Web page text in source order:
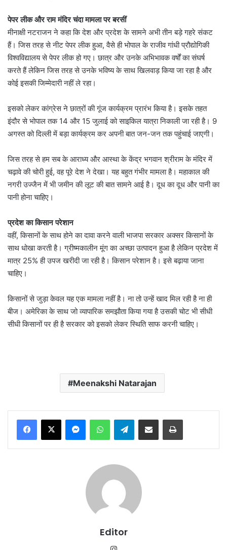
पेपर लीक और राम मंदिर चंदा मामला पर बरसीं
मीनाक्षी नटराजन ने कहा कि देश और प्रदेश के सामने अभी तीन बड़े गहरे संकट
हैं। जिस तरह से नीट पेपर लीक हुआ, वैसे ही भोपाल के राजीव गांधी प्रौद्योगिकी
विश्वविद्यालय से पेपर लीक हो गए। छात्र और उनके अभिभावक वर्षों का संघर्ष
करते हैं लेकिन जिस तरह से उनके भविष्य के साथ खिलवाड़ किया जा रहा है और
कोई इसकी जिम्मेदारी नहीं ले रहा।
इसको लेकर कांग्रेस ने छात्रों की गूंज कार्यक्रम प्रारंभ किया है। इसके तहत
इंदौर से भोपाल तक 14 और 15 जुलाई को साइकिल यात्रा निकाली जा रही है। 9
अगस्त को दिल्ली में बड़ा कार्यक्रम कर अपनी बात जन-जन तक पहुंचाई जाएगी।
जिस तरह से हम सब के आराध्य और आस्था के केंद्र भगवान श्रीराम के मंदिर में
चढ़ावे की चोरी हुई, वह पूरे देश ने देखा‌। यह बहुत गंभीर मामला है। महाकाल की
नगरी उज्जैन में भी जमीन की लूट की बात सामने आई है। दूध का दूध और पानी का
पानी होना चाहिए।
प्रदेश का किसान परेशान
वहीं, किसानों के साथ होने का दावा करने वाली भाजपा सरकार अक्सर किसानों के
साथ धोखा करती है। ग्रीष्मकालीन मूंग का अच्छा उत्पादन हुआ है लेकिन प्रदेश में
मात्र 25% ही उपज खरीदी जा रही है। किसान परेशान है। इसे बढ़ाया जाना
चाहिए।
किसानों से जुड़ा केवल यह एक मामला नहीं है। ना तो उन्हें खाद मिल रही है ना ही
बीज। अमेरिका के साथ जो व्यापारिक समझौता किया गया है उसकी चोट भी सीधी
सीधी किसानों पर ही है सरकार को इसको लेकर स्थिति साफ करनी चाहिए।
Meenakshi Natarajan
MessengerWhatsAppTelegramShare via Email Print
Editor